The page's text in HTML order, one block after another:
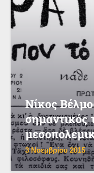
Νίκος
σημαντικός
3 Νοεμβρίου 2015